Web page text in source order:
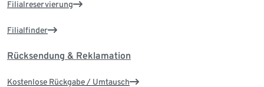
Filialreservierung
Filialfinder
Rücksendung & Reklamation
Kostenlose Rückgabe / Umtausch